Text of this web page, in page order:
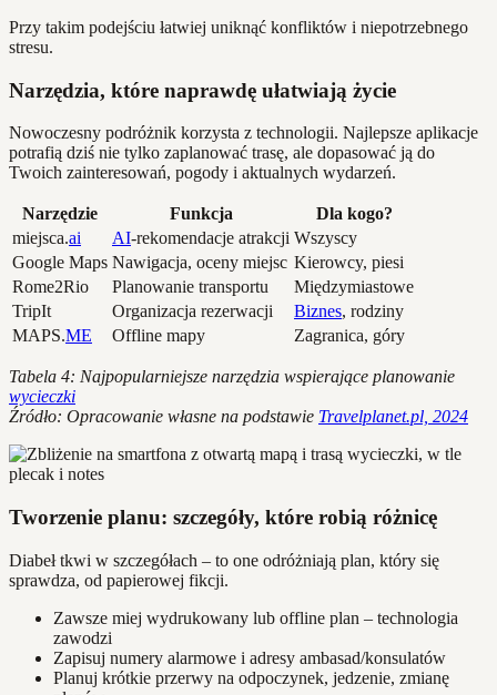
Przy takim podejściu łatwiej uniknąć konfliktów i niepotrzebnego
stresu.
Narzędzia, które naprawdę ułatwiają życie
Nowoczesny podróżnik korzysta z technologii. Najlepsze aplikacje
potrafią dziś nie tylko zaplanować trasę, ale dopasować ją do
Twoich zainteresowań, pogody i aktualnych wydarzeń.
Narzędzie Funkcja
Dla kogo?
miejsca.ai AI-rekomendacje atrakcji Wszyscy
Google Maps Nawigacja, oceny miejsc Kierowcy, piesi
Rome2Rio
Planowanie transportu
Międzymiastowe
TripIt
Organizacja rezerwacji Biznes, rodziny
MAPS.ME Offline mapy Zagranica, góry
Tabela 4: Najpopularniejsze narzędzia wspierające planowanie
wycieczki
Źródło: Opracowanie własne na podstawie Travelplanet.pl, 2024
Tworzenie planu: szczegóły, które robią różnicę
Diabeł tkwi w szczegółach – to one odróżniają plan, który się
sprawdza, od papierowej fikcji.
Zawsze miej wydrukowany lub offline plan – technologia
zawodzi
Zapisuj numery alarmowe i adresy ambasad/konsulatów
Planuj krótkie przerwy na odpoczynek, jedzenie, zmianę